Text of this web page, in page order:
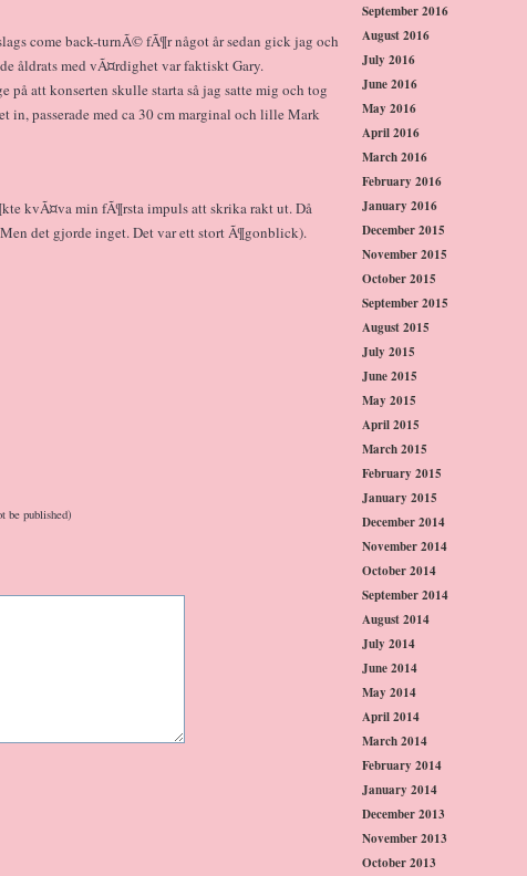
come back-turnÃ© fÃ¶r något år sedan gick jag och
åldrats med vÃ¤rdighet var faktiskt Gary.
att konserten skulle starta så jag satte mig och tog
in, passerade med ca 30 cm marginal och lille Mark
kvÃ¤va min fÃ¶rsta impuls att skrika rakt ut. Då
det gjorde inget. Det var ett stort Ã¶gonblick).
published)
September 2016
August 2016
July 2016
June 2016
May 2016
April 2016
March 2016
February 2016
January 2016
December 2015
November 2015
October 2015
September 2015
August 2015
July 2015
June 2015
May 2015
April 2015
March 2015
February 2015
January 2015
December 2014
November 2014
October 2014
September 2014
August 2014
July 2014
June 2014
May 2014
April 2014
March 2014
February 2014
January 2014
December 2013
November 2013
October 2013